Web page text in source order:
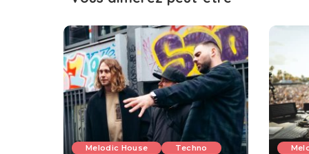
Melodic House Techno